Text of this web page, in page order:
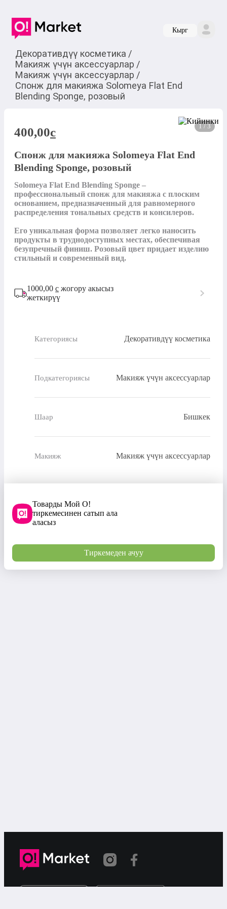
Кырг
Декоративдүү косметика /
Макияж үчүн аксессуарлар /
Макияж үчүн аксессуарлар /
Спонж для макияжа Solomeya Flat End
Blending Sponge, розовый
1 / 3
400,00c
Спонж для макияжа Solomeya Flat End
Blending Sponge, розовый
Solomeya Flat End Blending Sponge –
профессиональный спонж для макияжа с плоским
основанием, предназначенный для равномерного
распределения тональных средств и консилеров.
Его уникальная форма позволяет легко наносить
продукты в труднодоступных местах, обеспечивая
безупречный финиш. Розовый цвет придает изделию
стильный и современный вид.
1000,00 с жогору акысыз
жеткирүү
Категориясы Декоративдүү косметика
Подкатегориясы Макияж үчүн аксессуарлар
Шаар Бишкек
Макияж Макияж үчүн аксессуарлар
Товарды Мой О!
тиркемесинен сатып ала
аласыз
Тиркемеден ачуу